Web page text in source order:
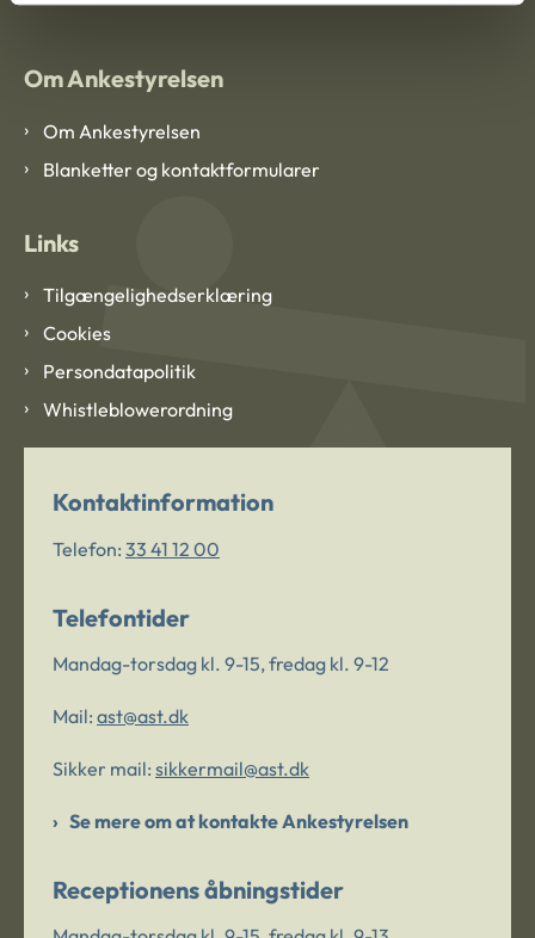
Om Ankestyrelsen
Om Ankestyrelsen
Blanketter og kontaktformularer
Links
Tilgængelighedserklæring
Cookies
Persondatapolitik
Whistleblowerordning
Kontaktinformation
Telefon: 33 41 12 00
Telefontider
Mandag-torsdag kl. 9-15, fredag kl. 9-12
Mail: ast@ast.dk
Sikker mail: sikkermail@ast.dk
Se mere om at kontakte Ankestyrelsen
Receptionens åbningstider